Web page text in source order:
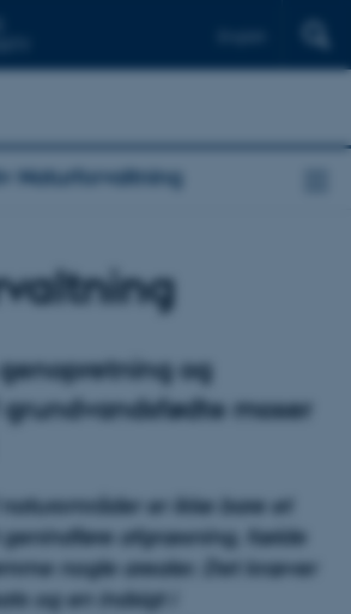
Naturforvaltning
og
moser
er ikke bare et
genindføre afgræsning, fælde
nogle arealer. Det kræver
og en indsigt i